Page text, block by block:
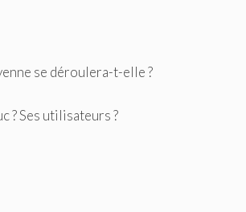
se déroulera-t-elle ?
? Ses utilisateurs ?